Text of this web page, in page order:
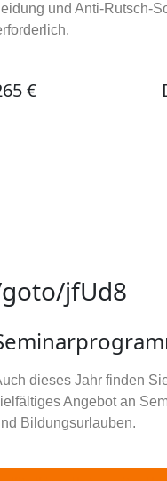
und Anti-Rutsch-
€
jfUd8
dieses Jahr finden
Angebot an
Bildungsurlauben.